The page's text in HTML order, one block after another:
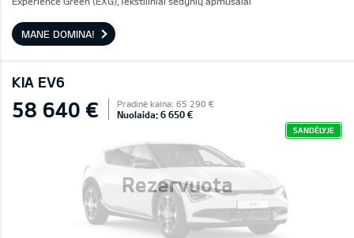
MANE DOMINA!
KIA EV6
Rezervuota
58 640 € Pradinė kaina: 65 290 €
Nuolaida: 6 650 €
SANDĖLYJE